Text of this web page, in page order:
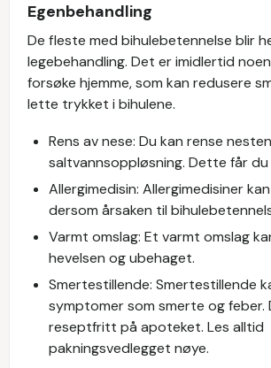
Egenbehandling
De fleste med bihulebetennelse blir
legebehandling. Det er imidlertid
forsøke hjemme, som kan redusere
lette trykket i bihulene.
Rens av nese: Du kan rense
saltvannsoppløsning. Dette får
Allergimedisin: Allergimedisiner
dersom årsaken til
Varmt omslag: Et varmt omslag
hevelsen og ubehaget.
Smertestillende: Smertestillende
symptomer som smerte og feber.
reseptfritt på apoteket. Les alltid
pakningsvedlegget nøye.